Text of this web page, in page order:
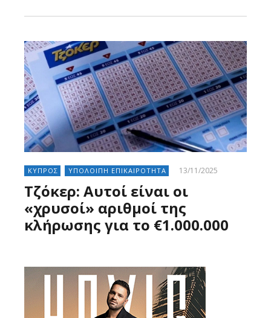
ΚΥΠΡΟΣ ΥΠΟΛΟΙΠΗ ΕΠΙΚΑΙΡΟΤΗΤΑ 13/11/2025
Τζόκερ: Αυτοί είναι οι
«χρυσοί» αριθμοί της
κλήρωσης για το €1.000.000